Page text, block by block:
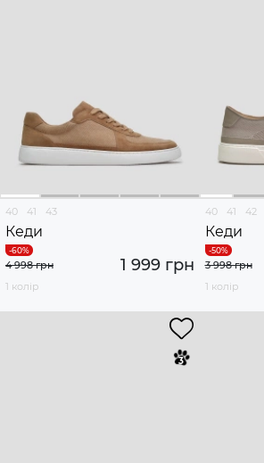
40 41 43
Кеди
1 999 грн
4 998 грн
1 колір
40 41 42
Кеди
3 998 грн
1 колір